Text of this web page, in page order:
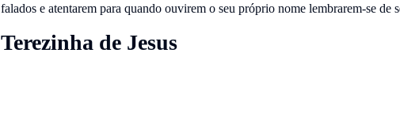
falados e atentarem para quando ouvirem o seu próprio nome lembrarem-se de
Terezinha de Jesus